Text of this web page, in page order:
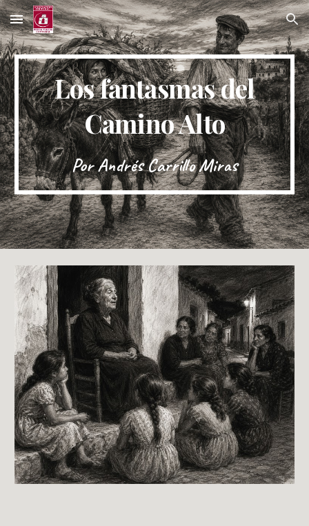
Skip to main content Skip to navigation
Los fantasmas del
Camino Alto
Por Andrés Carrillo Miras